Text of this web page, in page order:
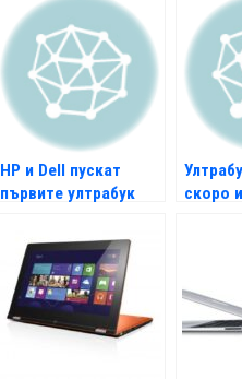
HP и Dell пускат
първите ултрабук
скоро